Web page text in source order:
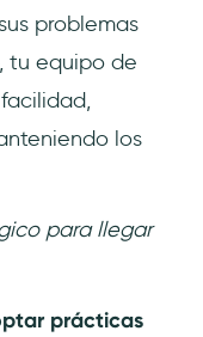
problemas
tu equipo de
los
para llegar
prácticas